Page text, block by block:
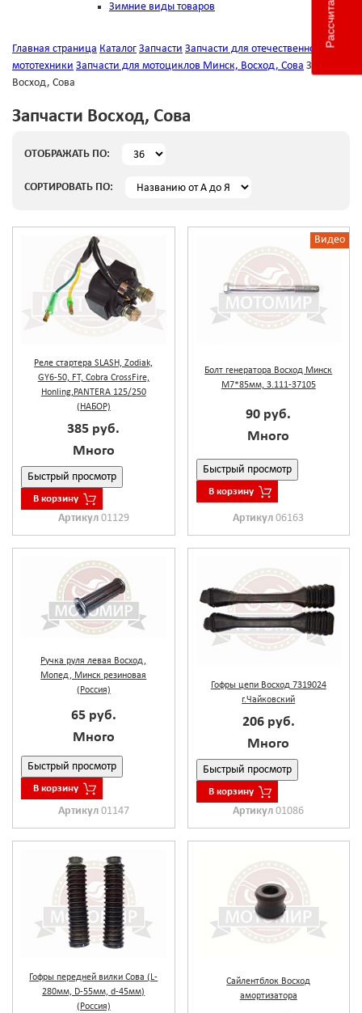
Зимние виды товаров
Главная страница Каталог Запчасти Запчасти для отечественной
мототехники Запчасти для мотоциклов Минск, Восход, Сова Запчасти
Восход, Сова
Запчасти Восход, Сова
ОТОБРАЖАТЬ ПО:
СОРТИРОВАТЬ ПО:
Реле стартера SLASH, Zodiak,
GY6-50, FT, Cobra CrossFire,
Honling,PANTERA 125/250
(НАБОР)
385 руб.
Много
Быстрый просмотр
В корзину
Артикул 01129
Видео
Болт генератора Восход Минск
М7*85мм, 3.111-37105
90 руб.
Много
Быстрый просмотр
В корзину
Артикул06163
Ручка руля левая Восход,
Мопед, Минск резиновая
(Россия)
65 руб.
Много
Быстрый просмотр
В корзину
Артикул 01147
Гофры цепи Восход 7319024
г.Чайковский
206 руб.
Много
Быстрый просмотр
В корзину
Артикул01086
Гофры передней вилки Сова (L-
280мм, D-55мм, d-45мм)
(Россия)
Сайлентблок Восход
амортизатора